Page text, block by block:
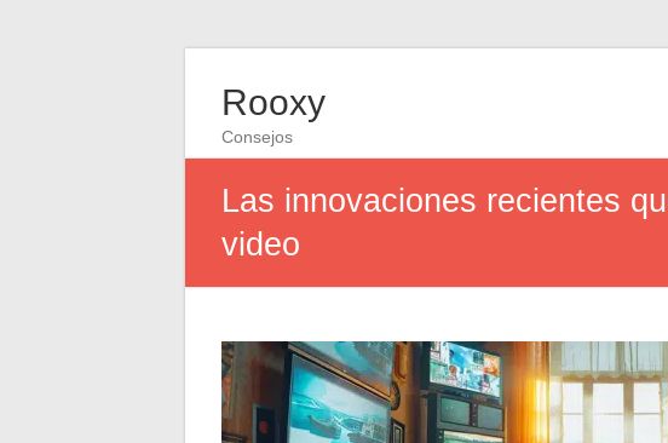
Rooxy
Consejos
Las innovaciones recientes
video